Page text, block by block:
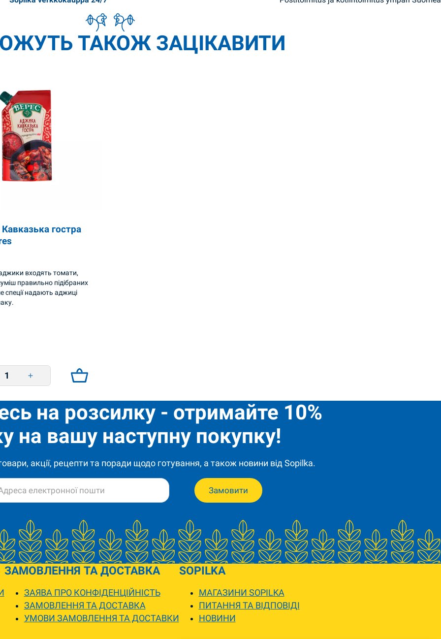
ТАКОЖ ЗАЦІКАВИТИ
гостра
входять томати,
правильно підібраних
спеції надають аджиці
гостра 130g Veres quantity
на розсилку - отримайте 10%
на вашу наступну покупку!
акції, рецепти та поради щодо готування, а також новини від Sopilka.
Замовити
ЗАМОВЛЕННЯ ТА ДОСТАВКА
ЗАЯВА ПРО КОНФІДЕНЦІЙНІСТЬ
ЗАМОВЛЕННЯ ТА ДОСТАВКА
УМОВИ ЗАМОВЛЕННЯ ТА ДОСТАВКИ
SOPILKA
МАГАЗИНИ SOPILKA
ПИТАННЯ ТА ВІДПОВІДІ
НОВИНИ